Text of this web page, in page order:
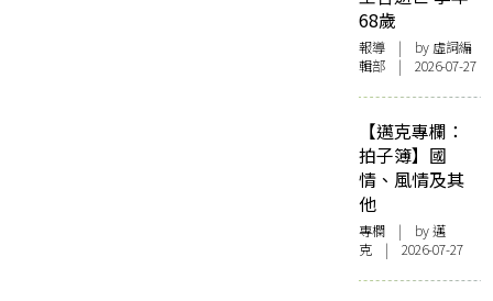
68歲
報導 | by 虛詞編
輯部 | 2026-07-27
【邁克專欄：
拍子簿】國
情、風情及其
他
專欄 | by邁
克 | 2026-07-27